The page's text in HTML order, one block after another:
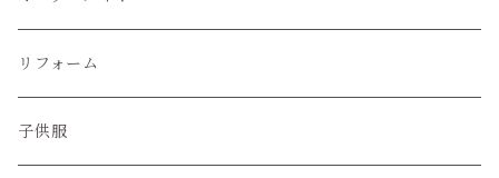
ぬいぐるみ服
子供服
リフォーム
子供服